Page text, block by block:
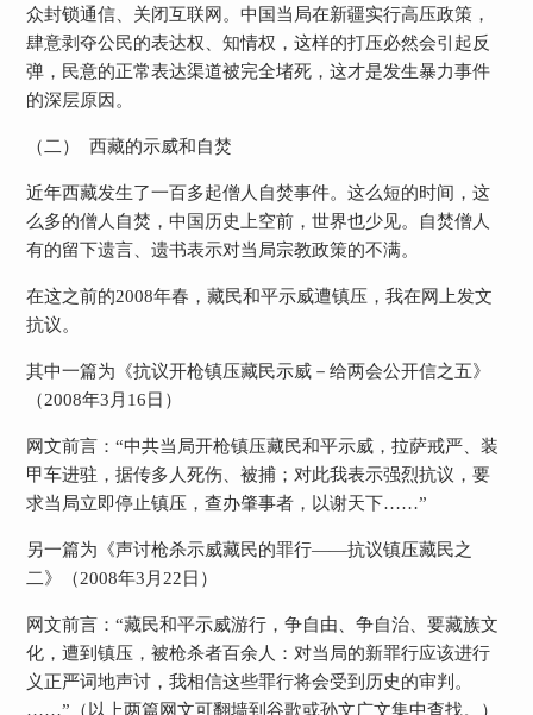
众封锁通信、关闭互联网。中国当局在新疆实行高压政策，
肆意剥夺公民的表达权、知情权，这样的打压必然会引起反
弹，民意的正常表达渠道被完全堵死，这才是发生暴力事件
的深层原因。
（二） 西藏的示威和自焚
近年西藏发生了一百多起僧人自焚事件。这么短的时间，这
么多的僧人自焚，中国历史上空前，世界也少见。自焚僧人
有的留下遗言、遗书表示对当局宗教政策的不满。
在这之前的2008年春，藏民和平示威遭镇压，我在网上发文
抗议。
其中一篇为《抗议开枪镇压藏民示威－给两会公开信之五》
（2008年3 月 16 日 ）
网文前言：“中共当局开枪镇压藏民和平示威，拉萨戒严、装
甲车进驻，据传多人死伤、被捕；对此我表示强烈抗议，要
求当局立即停止镇压，查办肇事者，以谢天下……”
另一篇为《声讨枪杀示威藏民的罪行――抗议镇压藏民之
二》（2008年3 月 22 日 ）
网文前言：“藏民和平示威游行，争自由、争自治、要藏族文
化，遭到镇压，被枪杀者百余人：对当局的新罪行应该进行
义正严词地声讨，我相信这些罪行将会受到历史的审判。
……”（以上两篇网文可翻墙到谷歌或孙文广文集中查找。）